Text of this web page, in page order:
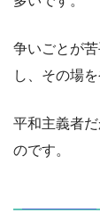
争いごとが
し、その場
平和主義者
のです。